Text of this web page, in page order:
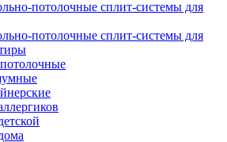
потолочные сплит-системы для
потолочные сплит-системы для